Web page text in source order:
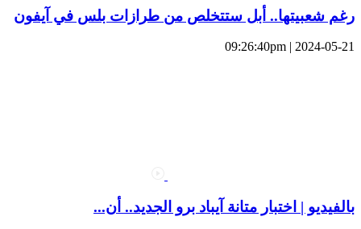
رغم شعبيتها.. أبل ستتخلص من طرازات بلس في آيفون
2024-05-21 | 09:26:40pm
بالفيديو | اختبار متانة آيباد برو الجديد.. أن...